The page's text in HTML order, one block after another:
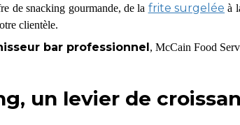
de snacking gourmande, de la frite surgelée à
clientèle.
bar professionnel, McCain Food
un levier de